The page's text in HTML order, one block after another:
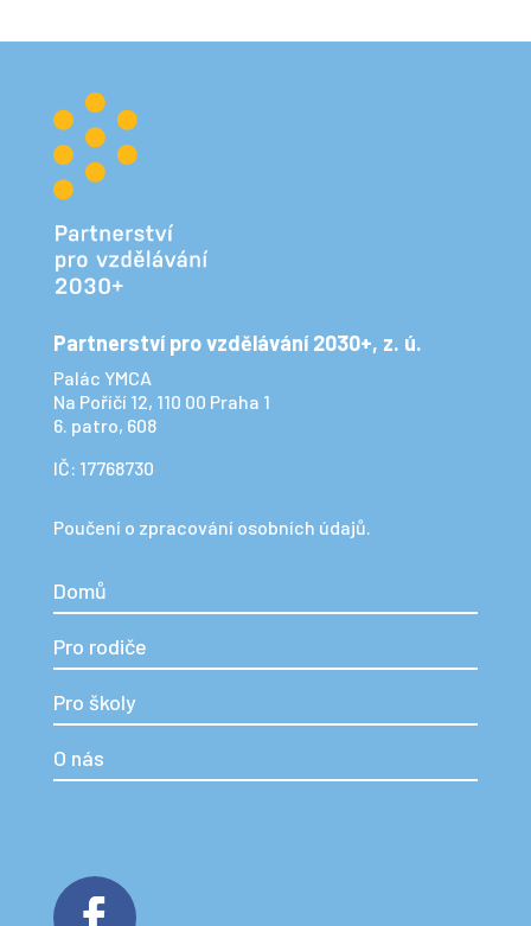
Partnerství pro vzdělávání 2030+, z. ú.
Palác YMCA
Na Poříčí 12, 110 00 Praha 1
6. patro, 608
IČ: 17768730
Poučení o zpracování osobních údajů.
Domů
Pro rodiče
Pro školy
O nás